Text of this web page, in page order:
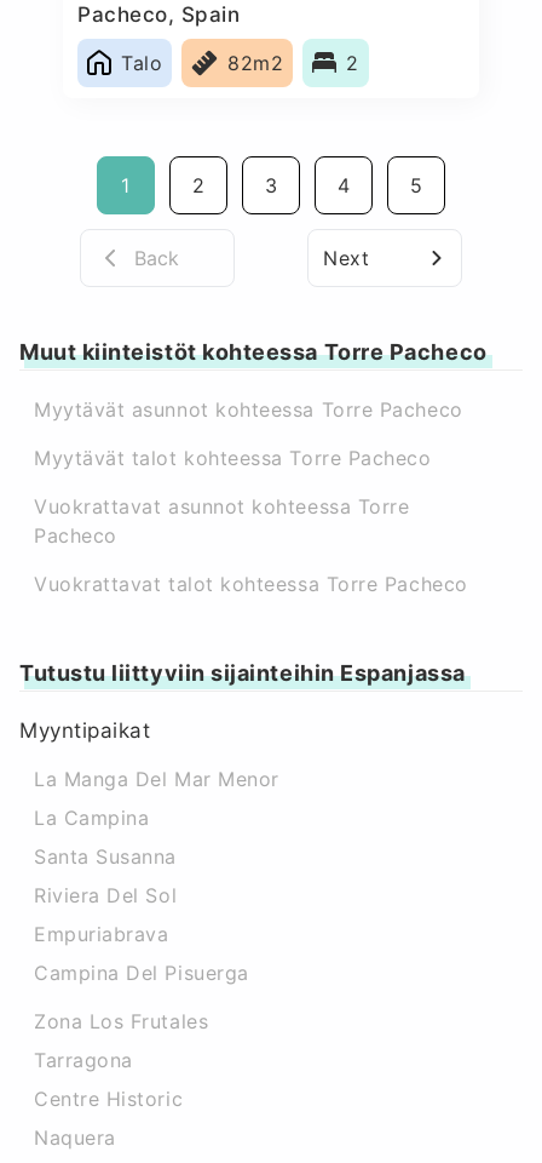
Pacheco, Spain
Talo
82m2 2
1 2 3 4 5
Back Next
Muut kiinteistöt kohteessa Torre Pacheco
Myytävät asunnot kohteessa Torre Pacheco
Myytävät talot kohteessa Torre Pacheco
Vuokrattavat asunnot kohteessa Torre
Pacheco
Vuokrattavat talot kohteessa Torre Pacheco
Tutustu liittyviin sijainteihin Espanjassa
Myyntipaikat
La Manga Del Mar Menor
La Campina
Santa Susanna
Riviera Del Sol
Empuriabrava
Campina Del Pisuerga
Zona Los Frutales
Tarragona
Centre Historic
Naquera